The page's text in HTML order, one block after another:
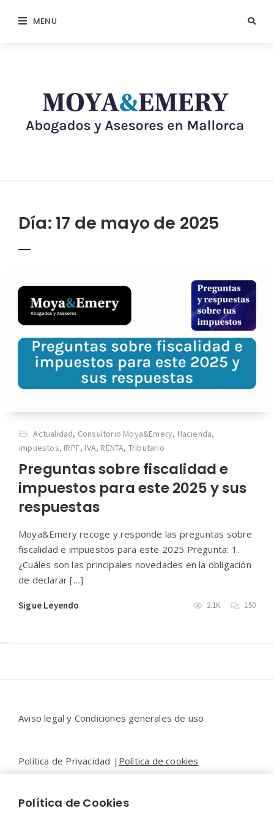
MENU
Día:17 de mayo de 2025
Actualidad, Consultorio Moya&Emery, Hacienda,
impuestos, IRPF, IVA, RENTA, Tributario
Preguntas sobre fiscalidad e
impuestos para este 2025 y sus
respuestas
Moya&Emery recoge y responde las preguntas sobre
fiscalidad e impuestos para este 2025 Pregunta: 1.
¿Cuáles son las principales novedades en la obligación
de declarar […]
Sigue Leyendo 2.1K 150
Aviso legal y Condiciones generales de uso
Política de Privacidad | Política de cookies
Contacto |Moya&Emery
Política de Cookies